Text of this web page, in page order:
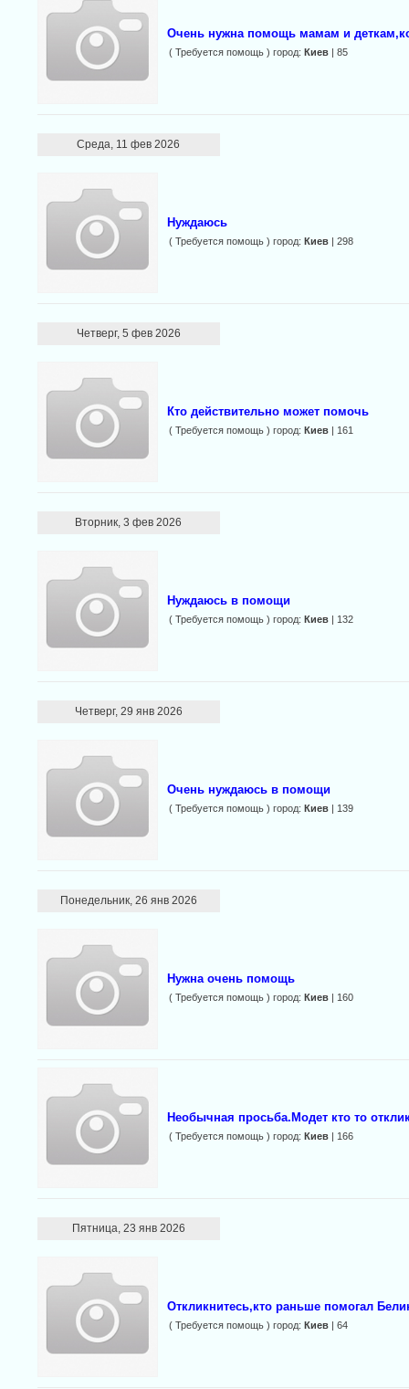
Очень нужна помощь мамам и
( Требуется помощь ) город: Киев| 85
Среда, 11 фев 2026
Нуждаюсь
( Требуется помощь ) город: Киев| 298
Четверг, 5 фев 2026
Кто действительно может помочь
( Требуется помощь ) город: Киев| 161
Вторник, 3 фев 2026
Нуждаюсь в помощи
( Требуется помощь ) город: Киев| 132
Четверг, 29 янв 2026
Очень нуждаюсь в помощи
( Требуется помощь ) город: Киев| 139
Понедельник, 26 янв 2026
Нужна очень помощь
( Требуется помощь ) город: Киев| 160
Необычная просьба.Модет кто то
( Требуется помощь ) город: Киев| 166
Пятница, 23 янв 2026
Откликнитесь,кто раньше помогал
( Требуется помощь ) город: Киев| 64